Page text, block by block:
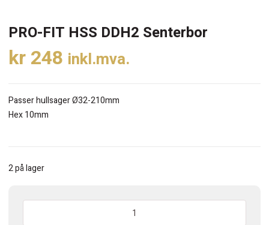
PRO-FIT HSS DDH2 Senterbor
kr248 inkl.mva.
Passer hullsager Ø32-210mm
Hex 10mm
2 på lager